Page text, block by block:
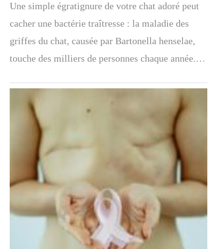
Une simple égratignure de votre chat adoré peut
cacher une bactérie traîtresse : la maladie des
griffes du chat, causée par Bartonella henselae,
touche des milliers de personnes chaque année.…